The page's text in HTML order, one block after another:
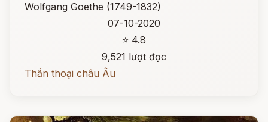
Wolfgang Goethe (1749-1832)
07-10-2020
⭐ 4.8
9,521 lượt đọc
Thần thoại châu Âu